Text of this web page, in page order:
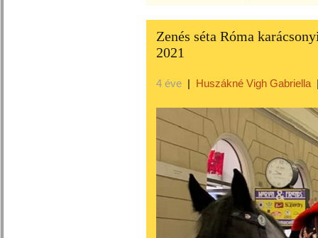
Zenés séta Róma
2021
4 éve | Huszákné Vigh Gabriella